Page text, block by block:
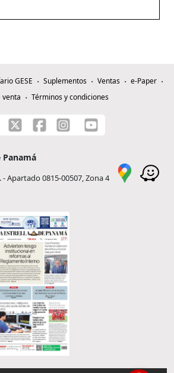
GESE Suplementos Ventas
e-Paper
venta
Términos y condiciones
Panamá
Apartado 0815-00507, Zona 4